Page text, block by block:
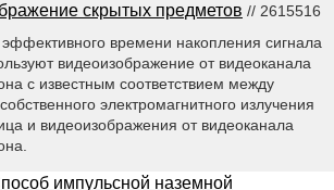
скрытых предметов // 2615516
времени накопления сигнала
видеоизображение от видеоканала
с известным соответствием между
электромагнитного излучения
и видеоизображения от видеоканала
импульсной наземной